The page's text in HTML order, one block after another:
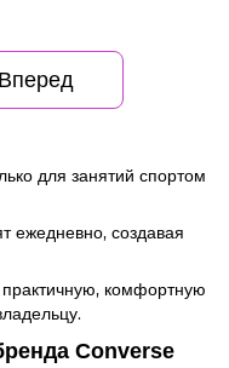
Вперед
для занятий спортом
ежедневно, создавая
комфортную
Converse